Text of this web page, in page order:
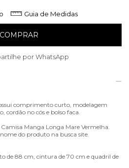
Guia de Medidas
por WhatsApp
comprimento curto, modelagem
cordão no cós e bolso faca.
Camisa Manga Longa Mare Vermelha.
do produto na busca site.
de 88 cm, cintura de 70 cm e quadril de